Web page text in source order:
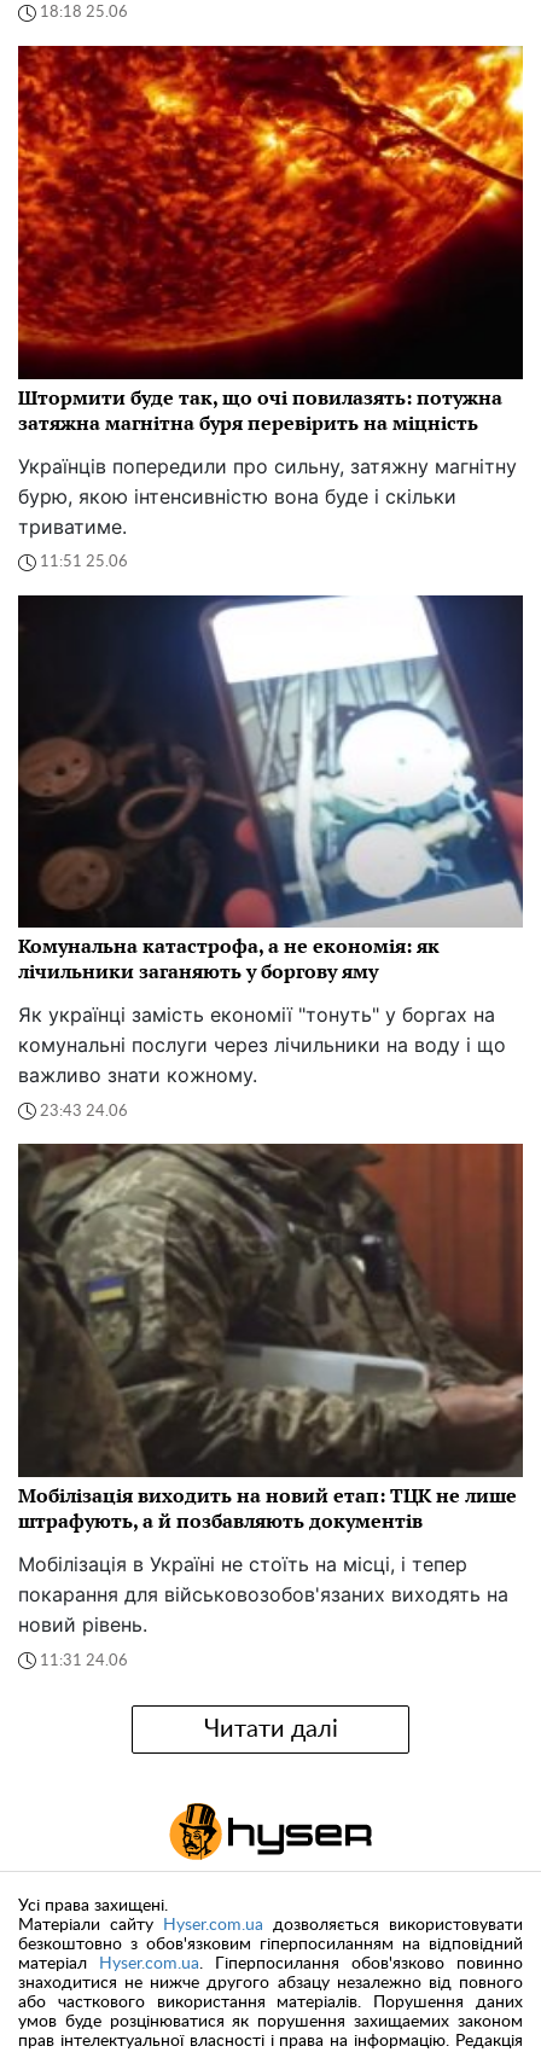
18:18 25.06
Штормити буде так, що очі повилазять: потужна
затяжна магнітна буря перевірить на міцність
Українців попередили про сильну, затяжну магнітну
бурю, якою інтенсивністю вона буде і скільки
триватиме.
11:51 25.06
Комунальна катастрофа, а не економія: як
лічильники заганяють у боргову яму
Як українці замість економії "тонуть" у боргах на
комунальні послуги через лічильники на воду і що
важливо знати кожному.
23:43 24.06
Мобілізація виходить на новий етап: ТЦК не лише
штрафують, а й позбавляють документів
Мобілізація в Україні не стоїть на місці, і тепер
покарання для військовозобов'язаних виходять на
новий рівень.
11:31 24.06
Читати далі
Усі права захищені.
Матеріали сайту
Hyser.com.ua дозволяється використовувати
безкоштовно з обов'язковим гіперпосиланням на відповідний
матеріал
Hyser.com.ua. Гіперпосилання обов'язково повинно
знаходитися не нижче другого абзацу незалежно від повного
або часткового використання матеріалів. Порушення даних
умов буде розцінюватися як порушення захищаемих законом
прав інтелектуальної власності і права на інформацію. Редакція